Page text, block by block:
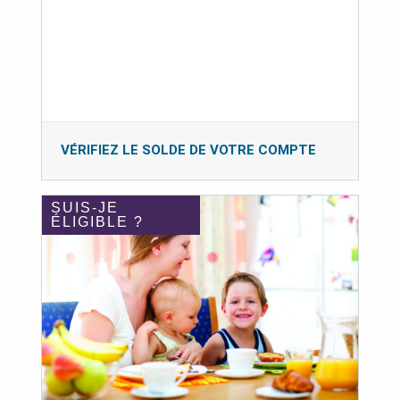
VÉRIFIEZ LE SOLDE DE VOTRE COMPTE
SUIS-JE
ÉLIGIBLE ?